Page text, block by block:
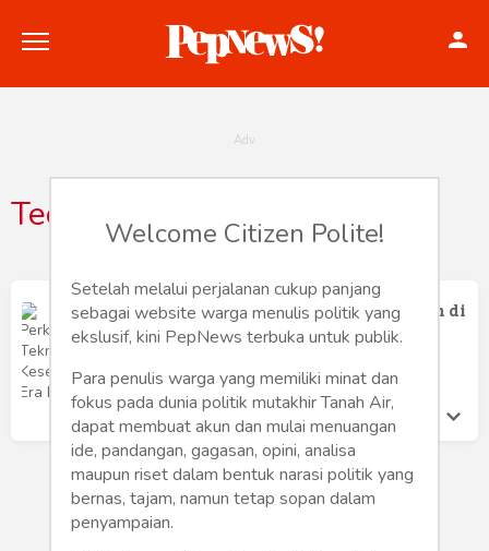
Konstitusi
Hankam
Internasional
Bisnis
Humaniora
Technology
Perkembangan Teknologi Kesehatan di
Era Digital
Kamis 8 Jan, 2026
Welcome Citizen Polite!
Setelah melalui perjalanan cukup panjang
sebagai website warga menulis politik yang
ekslusif, kini PepNews terbuka untuk publik.
Para penulis warga yang memiliki minat dan
fokus pada dunia politik mutakhir Tanah Air,
dapat membuat akun dan mulai menuangan
ide, pandangan, gagasan, opini, analisa
maupun riset dalam bentuk narasi politik yang
bernas, tajam, namun tetap sopan dalam
penyampaian.